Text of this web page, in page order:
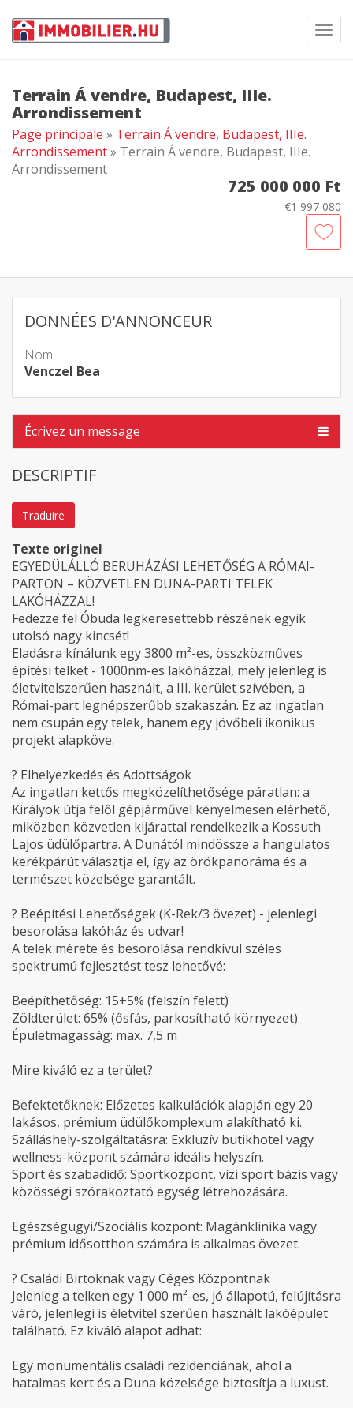
Terrain Á vendre, Budapest, IIIe.
Arrondissement
Page principale » Terrain Á vendre, Budapest, IIIe.
Arrondissement» Terrain Á vendre, Budapest, IIIe.
Arrondissement
725 000 000 Ft
€1 997 080
DONNÉES D'ANNONCEUR
Nom:
Venczel Bea
Écrivez un message
DESCRIPTIF
Traduire
Texte originel
EGYEDÜLÁLLÓ BERUHÁZÁSI LEHETŐSÉG A RÓMAI-
PARTON – KÖZVETLEN DUNA-PARTI TELEK
LAKÓHÁZZAL!
Fedezze fel Óbuda legkeresettebb részének egyik
utolsó nagy kincsét!
Eladásra kínálunk egy 3800 m²-es, összközműves
építési telket - 1000nm-es lakóházzal, mely jelenleg is
életvitelszerűen használt, a III. kerület szívében, a
Római-part legnépszerűbb szakaszán. Ez az ingatlan
nem csupán egy telek, hanem egy jövőbeli ikonikus
projekt alapköve.
? Elhelyezkedés és Adottságok
Az ingatlan kettős megközelíthetősége páratlan: a
Királyok útja felől gépjárművel kényelmesen elérhető,
miközben közvetlen kijárattal rendelkezik a Kossuth
Lajos üdülőpartra. A Dunától mindössze a hangulatos
kerékpárút választja el, így az örökpanoráma és a
természet közelsége garantált.
?️ Beépítési Lehetőségek (K-Rek/3 övezet) - jelenlegi
besorolása lakóház és udvar!
A telek mérete és besorolása rendkívül széles
spektrumú fejlesztést tesz lehetővé:
Beépíthetőség: 15+5% (felszín felett)
Zöldterület: 65% (ősfás, parkosítható környezet)
Épületmagasság: max. 7,5 m
Mire kiváló ez a terület?
Befektetőknek: Előzetes kalkulációk alapján egy 20
lakásos, prémium üdülőkomplexum alakítható ki.
Szálláshely-szolgáltatásra: Exkluzív butikhotel vagy
wellness-központ számára ideális helyszín.
Sport és szabadidő: Sportközpont, vízi sport bázis vagy
közösségi szórakoztató egység létrehozására.
Egészségügyi/Szociális központ: Magánklinika vagy
prémium idősotthon számára is alkalmas övezet.
? Családi Birtoknak vagy Céges Központnak
Jelenleg a telken egy 1 000 m²-es, jó állapotú, felújításra
váró, jelenlegi is életvitel szerűen használt lakóépület
található. Ez kiváló alapot adhat:
Egy monumentális családi rezidenciának, ahol a
hatalmas kert és a Duna közelsége biztosítja a luxust.